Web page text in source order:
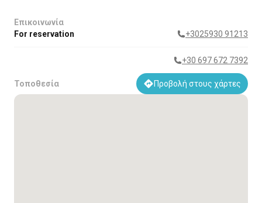
Επικοινωνία
For reservation
+3025930 91213
+30 697 672 7392
Τοποθεσία Προβολή στους χάρτες